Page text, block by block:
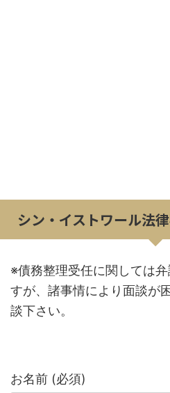
シン・イストワール法
※債務整理受任に関しては
すが、諸事情により面談が
談下さい。
お名前 (必須)